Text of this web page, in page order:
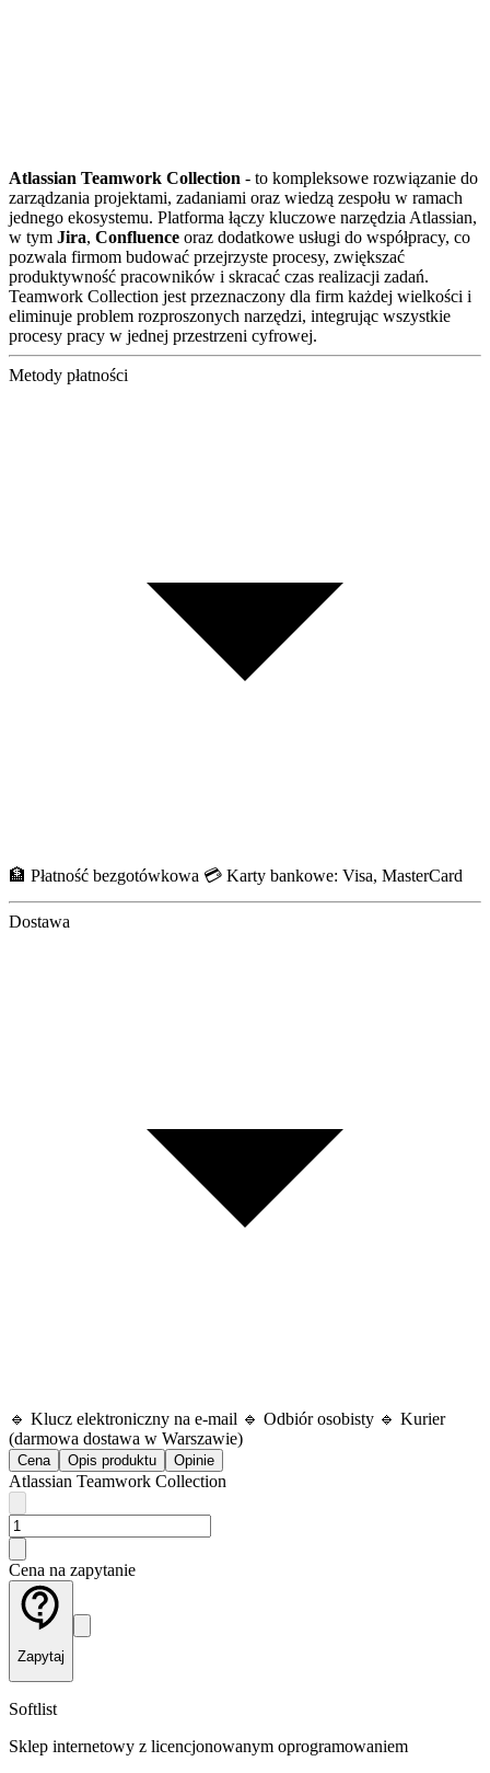
Atlassian Teamwork Collection - to kompleksowe rozwiązanie do
zarządzania projektami, zadaniami oraz wiedzą zespołu w ramach
jednego ekosystemu. Platforma łączy kluczowe narzędzia Atlassian,
w tym Jira, Confluence oraz dodatkowe usługi do współpracy, co
pozwala firmom budować przejrzyste procesy, zwiększać
produktywność pracowników i skracać czas realizacji zadań.
Teamwork Collection jest przeznaczony dla firm każdej wielkości i
eliminuje problem rozproszonych narzędzi, integrując wszystkie
procesy pracy w jednej przestrzeni cyfrowej.
Metody płatności
🏦 Płatność bezgotówkowa 💳 Karty bankowe: Visa, MasterCard
Dostawa
🔹 Klucz elektroniczny na e-mail 🔹 Odbiór osobisty 🔹 Kurier
(darmowa dostawa w Warszawie)
Cena Opis produktu Opinie
Atlassian Teamwork Collection
Cena na zapytanie
Zapytaj
Softlist
Sklep internetowy z licencjonowanym oprogramowaniem